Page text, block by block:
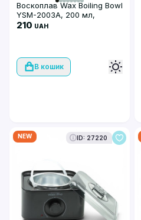
Воскоплав Wax Boiling Bowl
YSM-2003A, 200 мл,
чорний
210 UAH
В кошик
NEW ID: 27220